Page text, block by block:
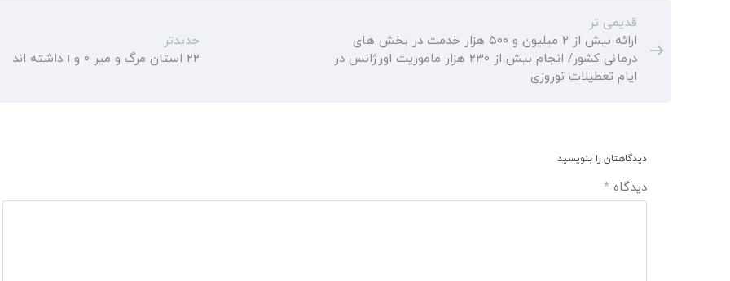
قدیمی تر
ارائه بیش از ۲ میلیون و ۵۰۰ هزار خدمت در بخش های
درمانی کشور/ انجام بیش از ۲۳۰ هزار ماموریت اورژانس در
ایام تعطیلات نوروزی
جدیدتر
۲۲ استان مرگ و میر ۰ و ۱ داشته اند
دیدگاهتان را بنویسید
دیدگاه *